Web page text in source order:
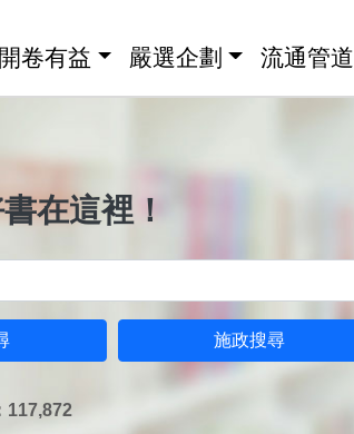
卷有益 嚴選企劃 流通管道
在這裡！
施政搜尋
117,872